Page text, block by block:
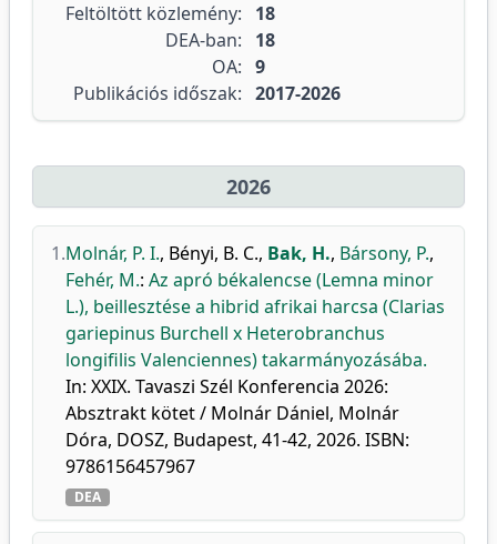
Feltöltött közlemény:
18
DEA-ban:
18
OA: 9
Publikációs időszak: 2017-2026
2026
1.Molnár, P. I., Bényi, B. C., Bak, H., Bársony, P.,
Fehér, M.: Az apró békalencse (Lemna minor
L.), beillesztése a hibrid afrikai harcsa (Clarias
gariepinus Burchell x Heterobranchus
longifilis Valenciennes) takarmányozásába.
In: XXIX. Tavaszi Szél Konferencia 2026:
Absztrakt kötet / Molnár Dániel, Molnár
Dóra, DOSZ, Budapest, 41-42, 2026. ISBN:
9786156457967
DEA